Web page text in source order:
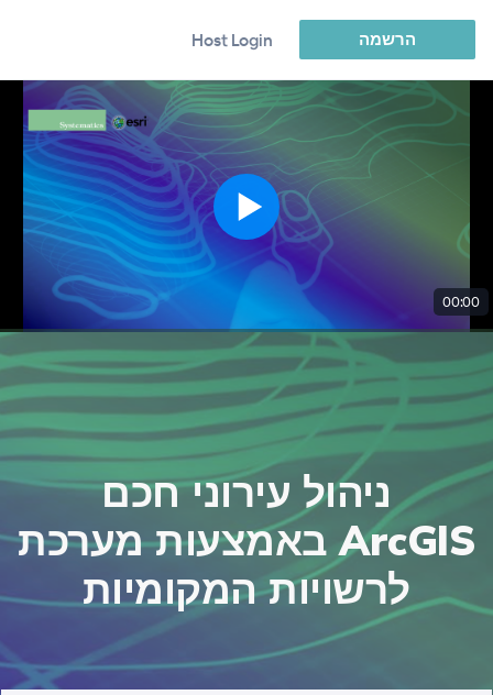
Host Login הרשמה
00:00
ניהול עירוני חכם
באמצעות מערכת ArcGIS
לרשויות המקומיות